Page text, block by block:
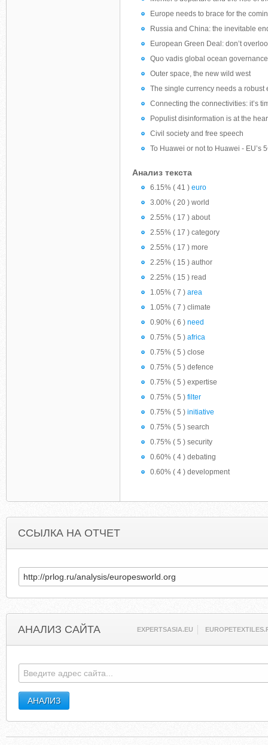
Europe needs to brace for the
Russia and China: the inevitable
European Green Deal: don’t
Quo vadis global ocean
Outer space, the new wild west
The single currency needs a robust
Connecting the connectivities: it’s
Populist disinformation is at the
Civil society and free speech
To Huawei or not to Huawei - EU’s
Анализ текста
6.15% ( 41 ) euro
3.00% ( 20 ) world
2.55% ( 17 ) about
2.55% ( 17 ) category
2.55% ( 17 ) more
2.25% ( 15 ) author
2.25% ( 15 ) read
1.05% ( 7 ) area
1.05% ( 7 ) climate
0.90% ( 6 ) need
0.75% ( 5 ) africa
0.75% ( 5 ) close
0.75% ( 5 ) defence
0.75% ( 5 ) expertise
0.75% ( 5 ) filter
0.75% ( 5 ) initiative
0.75% ( 5 ) search
0.75% ( 5 ) security
0.60% ( 4 ) debating
0.60% ( 4 ) development
ССЫЛКА НА ОТЧЕТ
АНАЛИЗ САЙТА EXPERTSASIA.EU